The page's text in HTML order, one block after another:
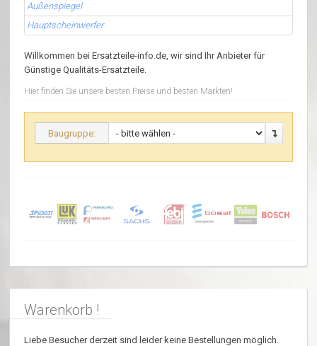
Außenspiegel
Hauptscheinwerfer
Willkommen bei Ersatzteile-info.de, wir sind Ihr Anbieter für
Günstige Qualitäts-Ersatzteile.
Hier finden Sie unsere besten Preise und besten Markten!
Baugruppe:
Warenkorb !
Liebe Besucher derzeit sind leider keine Bestellungen möglich.